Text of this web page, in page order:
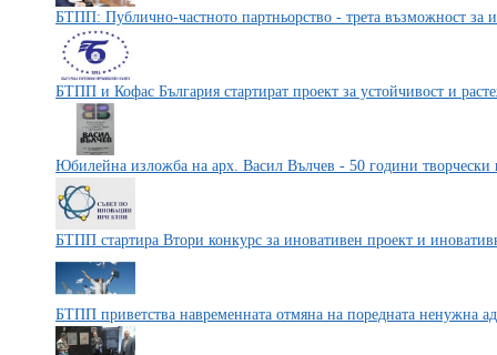
БТПП: Публично-частното партньорство - трета възможност за
БТПП и Кофас България стартират проект за устойчивост и
Юбилейна изложба на арх. Васил Вълчев - 50 години
БТПП стартира Втори конкурс за иновативен проект и
БТПП приветства навременната отмяна на поредната ненужна